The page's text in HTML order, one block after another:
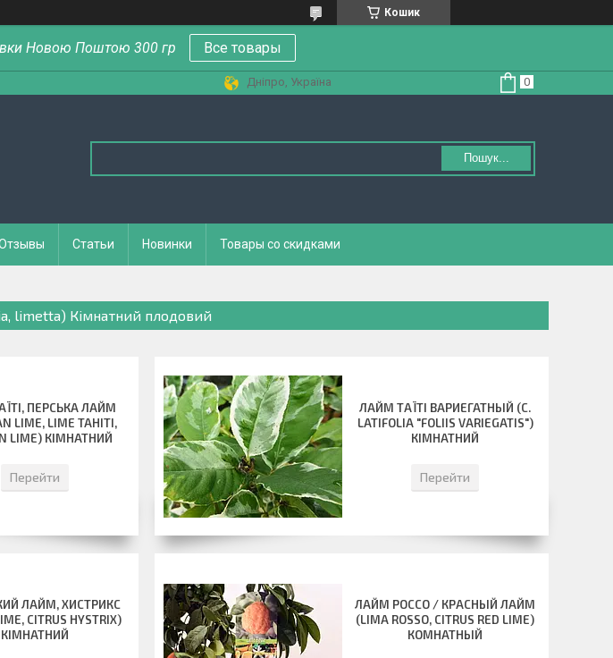
Кошик
Новою Поштою 300 гр Все товары
Дніпро, Україна
Пошук...
Статьи Новинки Товары со скидками
limetta) Кімнатний плодовий
ПЕРСЬКА ЛАЙМ
LIME, LIME TAHITI,
LIME) КІМНАТНИЙ
Перейти
ЛАЙМ ТАЇТІ ВАРИЕГАТНЫЙ (C.
LATIFOLIA "FOLIIS VARIEGATIS")
КІМНАТНИЙ
Перейти
ЛАЙМ, ХИСТРИКС
CITRUS HYSTRIX)
КІМНАТНИЙ
ЛАЙМ РОССО / КРАСНЫЙ ЛАЙМ
(LIMA ROSSO, CITRUS RED LIME)
КОМНАТНЫЙ